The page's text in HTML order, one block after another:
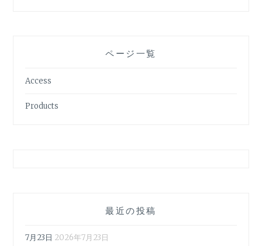
ページ一覧
Access
Products
最近の投稿
7月23日 2026年7月23日